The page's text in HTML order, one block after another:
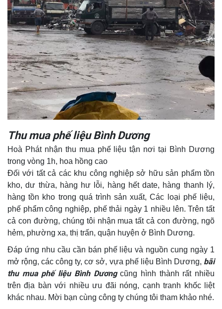
Thu mua phế liệu Bình Dương
Hoà Phát nhận thu mua phế liệu tận nơi tại Bình Dương
trong vòng 1h, hoa hồng cao
Đối với tất cả các khu công nghiệp sở hữu sản phẩm tồn
kho, dư thừa, hàng hư lỗi, hàng hết date, hàng thanh lý,
hàng tồn kho trong quá trình sản xuất, Các loại phế liệu,
phế phẩm công nghiệp, phế thải ngày 1 nhiều lên. Trên tất
cả con đường, chúng tôi nhận mua tất cả con đường, ngõ
hẻm, phường xa, thị trấn, quận huyện ở Bình Dương.
Đáp ứng nhu cầu cần bán phế liệu và nguồn cung ngày 1
mở rộng, các công ty, cơ sở, vựa phế liệu Bình Dương, bãi
thu mua phế liệu Bình Dươngcũng hình thành rất nhiều
trên địa bàn với nhiều ưu đãi nóng, cạnh tranh khốc liệt
khác nhau. Mời bạn cùng công ty chúng tôi tham khảo nhé.